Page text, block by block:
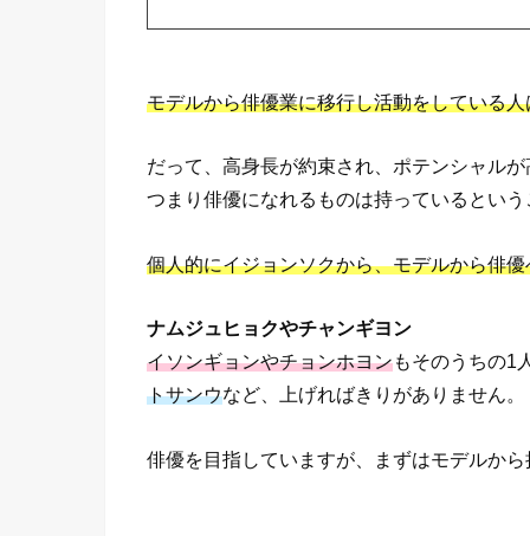
モデルから俳優業に移行し活動をしている
だって、高身長が約束され、ポテンシャルが
つまり俳優になれるものは持っているとい
個人的にイジョンソクから、モデルから俳
ナムジュヒョクやチャンギヨン
イソンギョンやチョンホヨンもそのうちの1
トサンウなど、上げればきりがありません。
俳優を目指していますが、まずはモデルか